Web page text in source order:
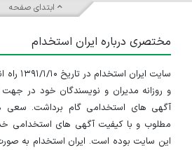
ابتدای صفحه
مختصری درباره ایران استخدام
سایت
و روزانه مدیران و نویسندگان خود در
آگهی های استخدامی گام برداشت. سعی
مطلوب و با کیفیت آگهی های استخدامی
این سایت بوده است. ایران استخدام به